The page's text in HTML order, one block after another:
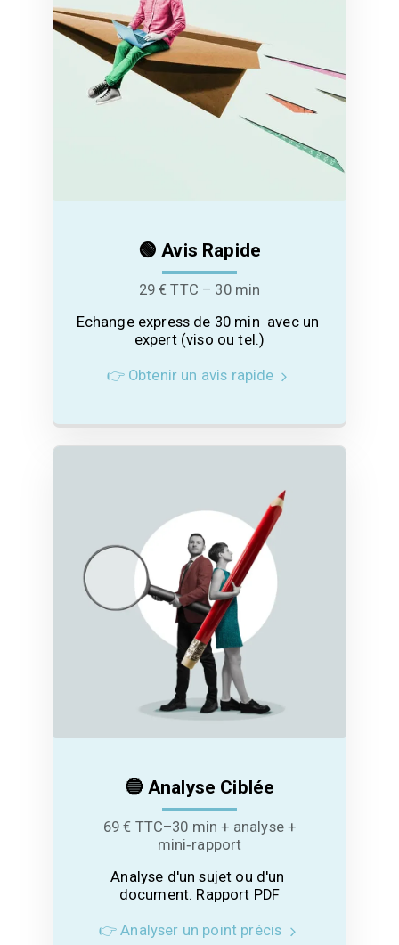
🟢 Avis Rapide
29 € TTC – 30 min
Echange express de 30 min  avec un
expert (viso ou tel.)
👉 Obtenir un avis rapide
🔵 Analyse Ciblée
69 € TTC–30 min + analyse +
mini‑rapport
Analyse d'un sujet ou d'un
document. Rapport PDF
👉 Analyser un point précis